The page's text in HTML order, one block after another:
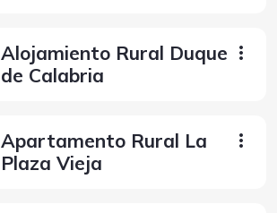
Alojamiento Rural Duque
de Calabria
Apartamento Rural La
Plaza Vieja